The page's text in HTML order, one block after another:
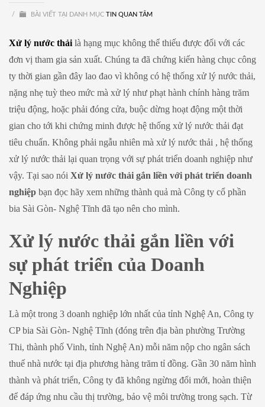
/ BÀI VIẾT TẠI DANH MỤC TIN QUAN TÂM
Xử lý nước thải là hạng mục không thể thiếu được đối với các
đơn vị tham gia sản xuất. Chúng ta đã chứng kiến hàng chục công
ty thời gian gần đây lao đao vì không có hệ thống xử lý nước thải,
nặng nhẹ tuỳ theo mức mà xử lý như phạt hành chính hàng trăm
triệu động, hoặc phải đóng cửa, buộc dừng hoạt động một thời
gian cho tới khi chứng minh được hệ thống xử lý nước thải đạt
tiêu chuẩn. Không phải ngẫu nhiên mà xử lý nước thải , hệ thống
xử lý nước thải lại quan trọng với sự phát triển doanh nghiệp như
vậy. Tại sao nói Xử lý nước thải gắn liền với phát triển doanh
nghiệp bạn đọc hãy xem những thành quả mà Công ty cổ phần
bia Sài Gòn- Nghệ Tĩnh đã tạo nên cho mình.
Xử lý nước thải gắn liền với
sự phát triển của Doanh
Nghiệp
Là một trong 3 doanh nghiệp lớn nhất của tỉnh Nghệ An, Công ty
CP bia Sài Gòn- Nghệ Tĩnh (đóng trên địa bàn phường Trường
Thi, thành phố Vinh, tỉnh Nghệ An) mỗi năm nộp cho ngân sách
thuế nhà nước tại địa phương hàng trăm tỉ đồng. Gần 30 năm hình
thành và phát triển, Công ty đã không ngừng đổi mới, hoàn thiện
để đáp ứng nhu cầu thị trường, bảo vệ môi trường trong sạch. Từ